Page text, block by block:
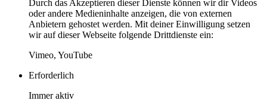
Durch das Akzeptieren dieser Dienste können wir dir Videos
oder andere Medieninhalte anzeigen, die von externen
Anbietern gehostet werden. Mit deiner Einwilligung setzen
wir auf dieser Webseite folgende Drittdienste ein:
Vimeo, YouTube
Erforderlich
Immer aktiv